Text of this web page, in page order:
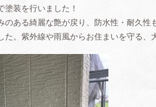
塗装を行いました！
のある綺麗な艶が戻り、防水性・耐久
た。紫外線や雨風からお住まいを守る、